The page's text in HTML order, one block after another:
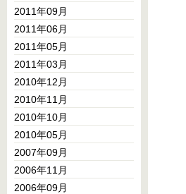
2011年09月
2011年06月
2011年05月
2011年03月
2010年12月
2010年11月
2010年10月
2010年05月
2007年09月
2006年11月
2006年09月